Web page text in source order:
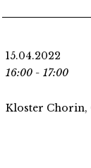
15.04.2022
16:00 - 17:00
Kloster